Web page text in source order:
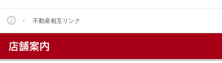
・ 不動産相互リンク